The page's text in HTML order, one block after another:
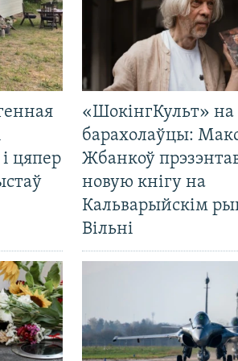
цяпер
«ШокінгКульт» на
барахолаўцы:
Жбанкоў
новую кнігу на
Кальварыйскім
Вільні